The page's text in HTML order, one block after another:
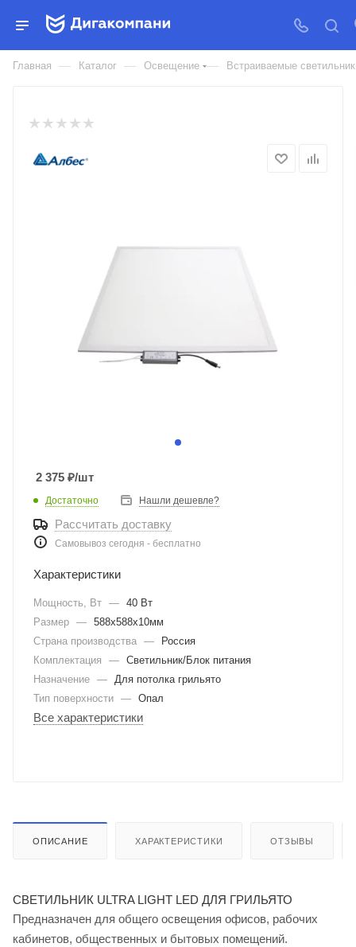
СВЕТИЛЬНИК СВЕТОДИОДНЫЙ
ULTRA LIGHT LED
Главная — Каталог — Освещение — Встраиваемые
2 375 ₽/шт
Достаточно Нашли дешевле?
Рассчитать доставку
Самовывоз сегодня - бесплатно
Характеристики
Мощность, Вт — 40 Вт
Размер — 588х588х10мм
Страна производства —
Россия
Комплектация
— Светильник/Блок питания
Назначение — Для потолка грильято
Тип поверхности — Опал
Все характеристики
ОПИСАНИЕ ХАРАКТЕРИСТИКИ ОТЗЫВЫ
СВЕТИЛЬНИК ULTRA LIGHT LED ДЛЯ ГРИЛЬЯТО
Предназначен для общего освещения офисов, рабочих
кабинетов, общественных и бытовых помещений.